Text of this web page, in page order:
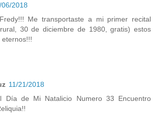
06/2018
Me transportaste a mi primer recital
30 de diciembre de 1980, gratis) estos
eternos!!!
11/21/2018
Día de Mi Natalicio Numero 33 Encuentro